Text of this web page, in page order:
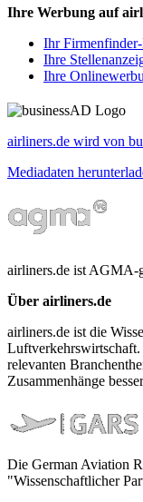
Ihre Werbung auf
Ihr
Ihre
Ihre
airliners.de wird von
Mediadaten
airliners.de ist AGMA-
Über airliners.de
airliners.de ist die
Luftverkehrswirtschaft.
relevanten
Zusammenhänge
Die German Aviation
"Wissenschaftlicher